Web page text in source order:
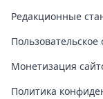
Редакционные
Монетизация
Политика